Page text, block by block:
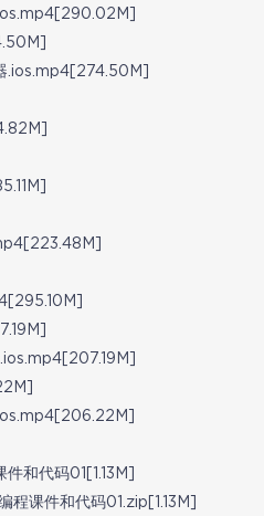
.ios.mp4[274.50M]
和代码01[1.13M]
课件和代码01.zip[1.13M]